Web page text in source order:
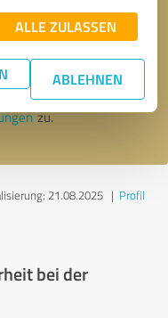
ALLE ZULASSEN
ABLEHNEN
* Erforderliche Angaben
zu.
21.08.2025| Profil
bei der